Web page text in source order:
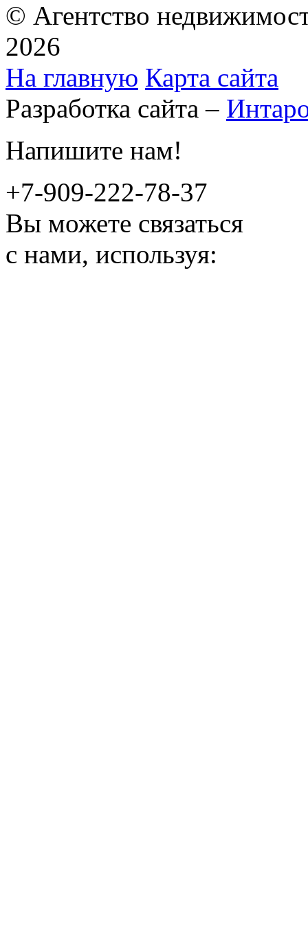
© Агентство
2026
На главную Карта сайта
Разработка сайта –
Напишите нам!
+7-909-222-78-37
Вы можете связаться
с нами, используя: